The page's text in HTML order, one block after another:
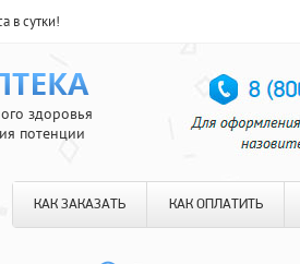
в сутки!
здоровья
потенции
КАК ЗАКАЗАТЬ КАК ОПЛАТИТЬ